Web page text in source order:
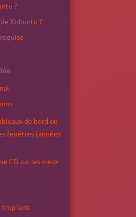
?
Xubuntu ?
de bord ou
fenêtres (années
CD sur les vieux
trop lent